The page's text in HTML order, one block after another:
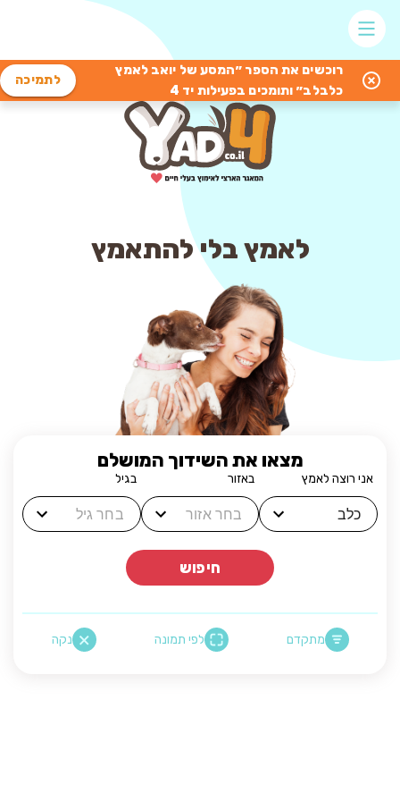
רוכשים את הספר ״המסע של יואב לאמץ
כלבלב״ ותומכים בפעילות יד 4
לתמיכה
לאמץ בלי להתאמץ
מצאו את השידוך המושלם
אני רוצה לאמץ באזור בגיל
חיפוש
מתקדם לפי תמונה נקה